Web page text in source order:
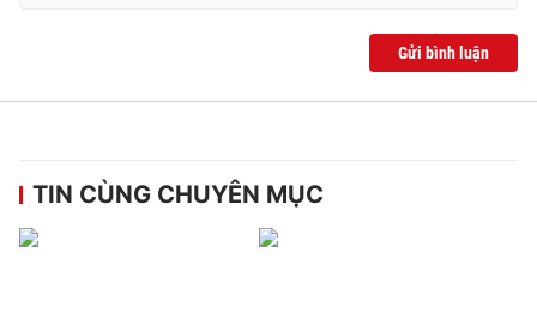
Gửi bình luận
TIN CÙNG CHUYÊN MỤC